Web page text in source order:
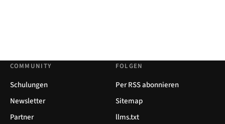
COMMUNITY
Schulungen
Newsletter
Partner
FOLGEN
Per RSS abonnieren
Sitemap
llms.txt